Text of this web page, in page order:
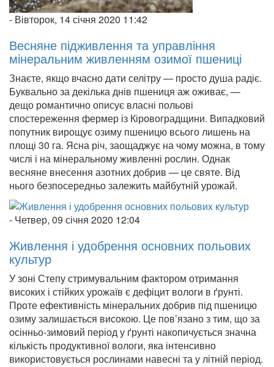
- Вівторок, 14 січня 2020 11:42
Весняне підживлення та управління
мінеральним живленням озимої пшениці
Знаєте, якщо вчасно дати селітру — просто душа радіє.
Буквально за декілька днів пшениця аж оживає, —
дещо романтично описує власні польові
спостереження фермер із Кіровоградщини. Випадковий
попутник вирощує озиму пшеницю всього лишень на
площі 30 га. Ясна річ, заощаджує на чому можна, в тому
числі і на мінеральному живленні рослин. Однак
весняне внесення азотних добрив — це святе. Від
нього безпосередньо залежить майбутній урожай.
- Четвер, 09 січня 2020 12:04
Живлення і удобрення основних польових
культур
У зоні Степу стримувальним фактором отримання
високих і стійких урожаїв є дефіцит вологи в ґрунті.
Проте ефективність мінеральних добрив під пшеницю
озиму залишається високою. Це пов’язано з тим, що за
осінньо-зимовий період у ґрунті накопичується значна
кількість продуктивної вологи, яка інтенсивно
використовується рослинами навесні та у літній період.